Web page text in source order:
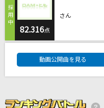
Dannie May
里、花澤香菜)
82.316点
さん
動画公開曲を見る